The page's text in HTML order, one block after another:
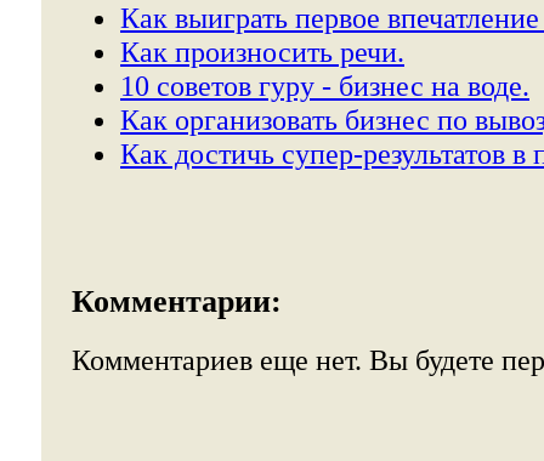
Как выиграть первое
Как произносить речи.
10 советов гуру - бизнес на воде.
Как организовать бизнес по
Как достичь супер-результатов в
Комментарии:
Комментариев еще нет. Вы будете